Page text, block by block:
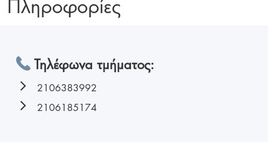
Τηλέφωνα τμήματος:
2106383992
2106185174